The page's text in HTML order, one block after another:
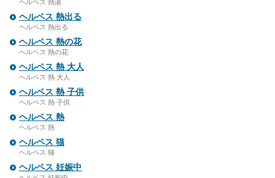
ヘルペス 熱湯
ヘルペス 熱出る
ヘルペス 熱出る
ヘルペス 熱の花
ヘルペス 熱の花
ヘルペス 熱 大人
ヘルペス 熱 大人
ヘルペス 熱 子供
ヘルペス 熱 子供
ヘルペス 熱
ヘルペス 熱
ヘルペス 猫
ヘルペス 猫
ヘルペス 妊娠中